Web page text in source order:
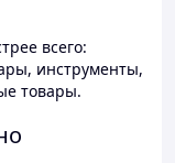
всего:
инструменты,
товары.